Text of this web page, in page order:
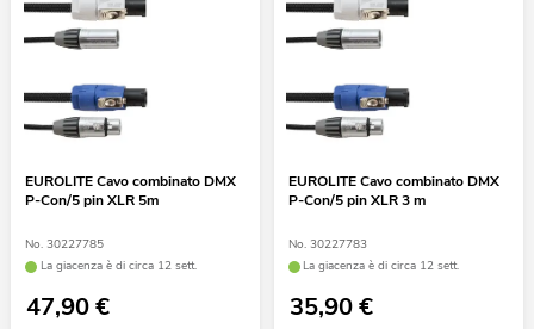
EUROLITE Cavo combinato DMX
P-Con/5 pin XLR 5m
No. 30227785
La giacenza è di circa 12 sett.
47,90€
EUROLITE Cavo combinato DMX
P-Con/5 pin XLR 3 m
No. 30227783
La giacenza è di circa 12 sett.
35,90€